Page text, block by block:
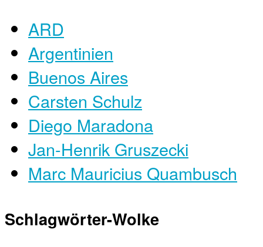
ARD
Argentinien
Buenos Aires
Carsten Schulz
Diego Maradona
Jan-Henrik Gruszecki
Marc Mauricius Quambusch
Schlagwörter-Wolke